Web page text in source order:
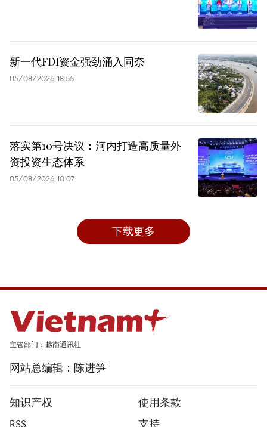
新一代FDI资金强劲涌入同奈
05/08/2026 18:55
落实第10号决议：河内打造高质量外
资投资生态体系
05/08/2026 10:07
下载更多
主管部门：越南通讯社
网站总编辑：陈进笋
知识产权
使用条款
RSS
支持